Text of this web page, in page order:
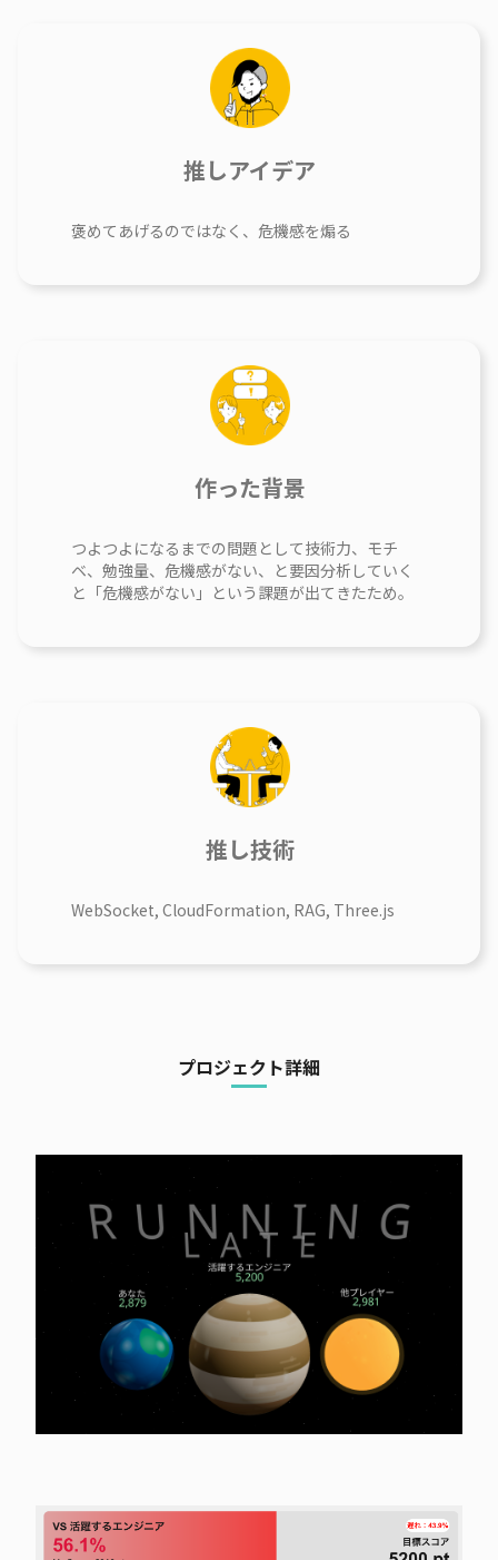
推しアイデア
褒めてあげるのではなく、危機感を煽る
作った背景
つよつよになるまでの問題として技術力、モチ
ベ、勉強量、危機感がない、と要因分析していく
と「危機感がない」という課題が出てきたため。
推し技術
WebSocket, CloudFormation, RAG, Three.js
プロジェクト詳細